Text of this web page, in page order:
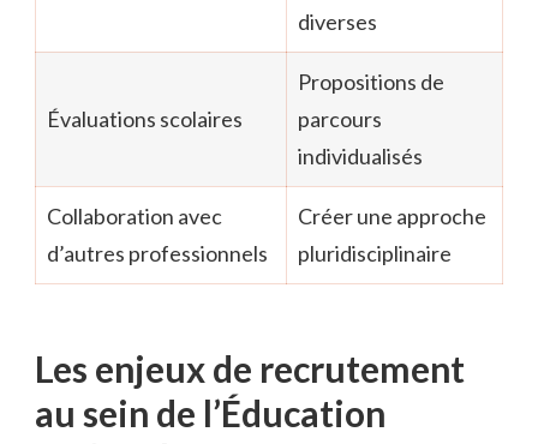
diverses
Évaluations scolaires
Propositions de
parcours
individualisés
Collaboration avec
d’autres professionnels
Créer une approche
pluridisciplinaire
Les enjeux de recrutement
au sein de l’Éducation